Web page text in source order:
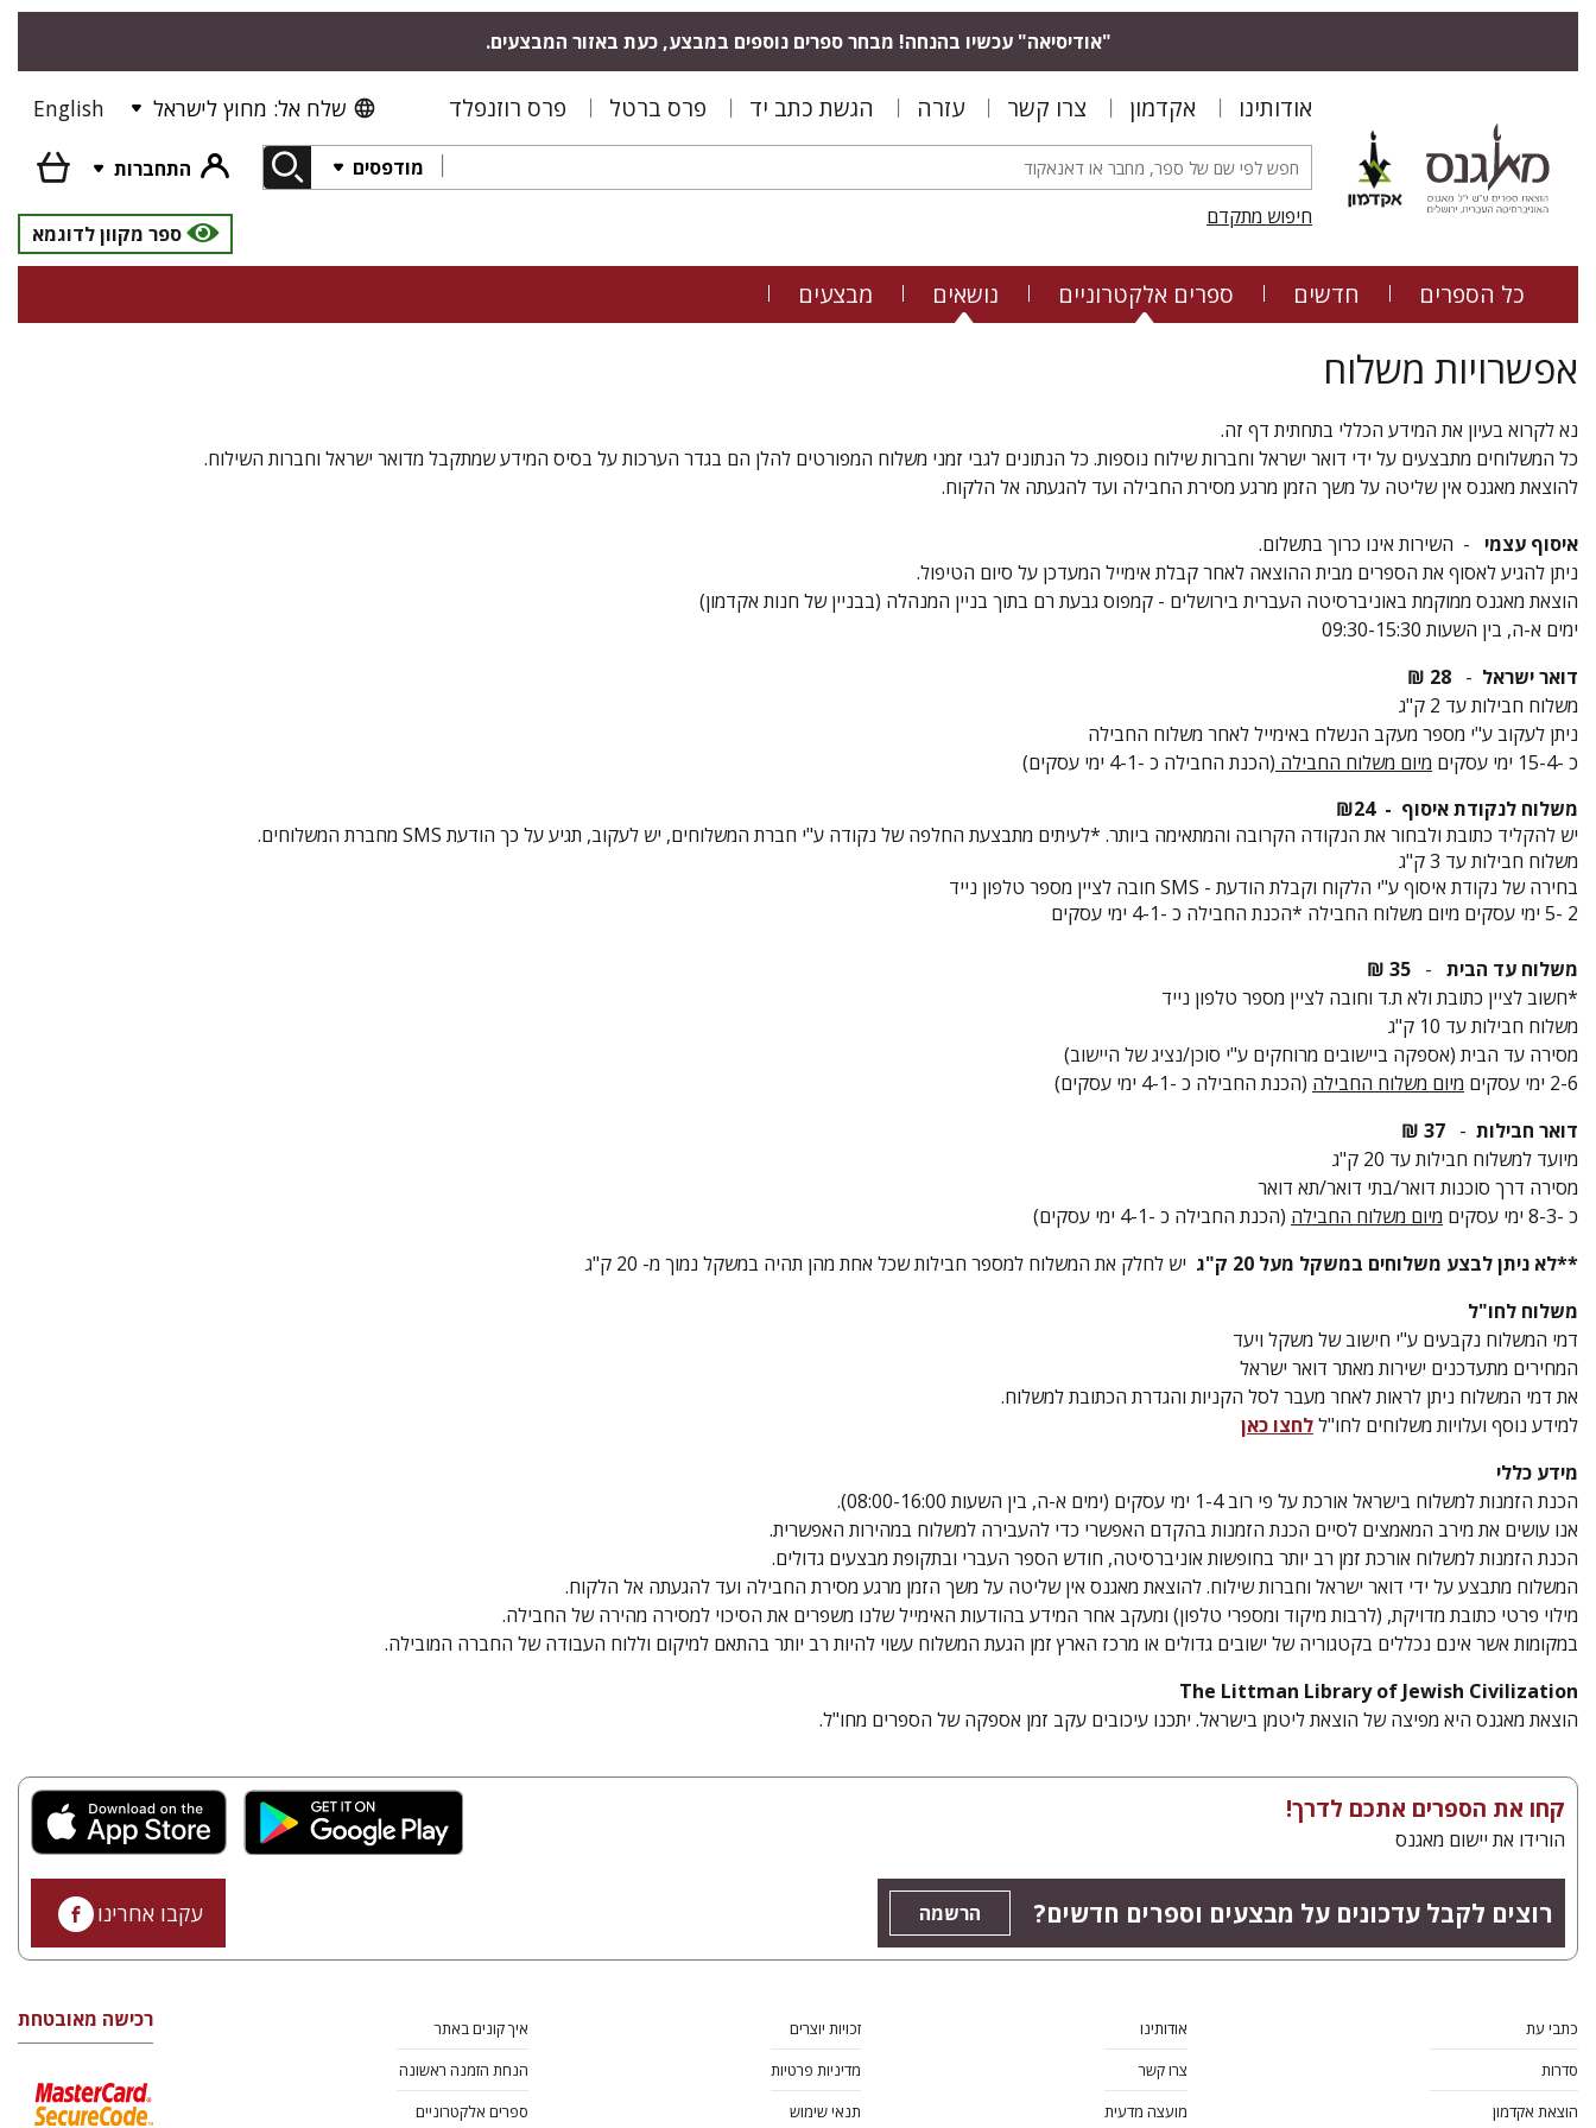
"אודיסיאה" עכשיו בהנחה! מבחר ספרים נוספים במבצע, כעת באזור המבצעים.
אודותינו אקדמון צרו קשר עזרה הגשת כתב יד פרס ברטל פרס רוזנפלד שלח אל: מחוץ לישראל English
מודפסים
התחברות
חיפוש מתקדם
ספר מקוון לדוגמא
כל הספרים חדשים ספרים אלקטרוניים נושאים מבצעים
אפשרויות משלוח
נא לקרוא בעיון את המידע הכללי בתחתית דף זה.
כל המשלוחים מתבצעים על ידי דואר ישראל וחברות שילוח נוספות. כל הנתונים לגבי זמני משלוח המפורטים להלן הם בגדר הערכות על בסיס המידע שמתקבל מדואר ישראל וחברות השילוח.
להוצאת מאגנס אין שליטה על משך הזמן מרגע מסירת החבילה ועד להגעתה אל הלקוח.
איסוף עצמי - השירות אינו כרוך בתשלום.
ניתן להגיע לאסוף את הספרים מבית ההוצאה לאחר קבלת אימייל המעדכן על סיום הטיפול.
הוצאת מאגנס ממוקמת באוניברסיטה העברית בירושלים - קמפוס גבעת רם בתוך בניין המנהלה (בבניין של חנות אקדמון)
ימים א-ה, בין השעות 09:30-15:30
דואר ישראל -
28 ₪
משלוח חבילות עד 2 ק"ג
ניתן לעקוב ע"י מספר מעקב הנשלח באימייל לאחר משלוח החבילה
כ -15-4 ימי עסקים
מיום משלוח החבילה (הכנת החבילה כ -4-1 ימי עסקים)
משלוח לנקודת איסוף - 24
₪
יש להקליד כתובת ולבחור את הנקודה הקרובה והמתאימה ביותר. *לעיתים מתבצעת החלפה של נקודה ע"י חברת המשלוחים, יש לעקוב, תגיע על כך הודעת SMS מחברת המשלוחים.
משלוח חבילות עד 3 ק"ג
בחירה של נקודת איסוף ע"י הלקוח וקבלת הודעת SMS - חובה לציין מספר טלפון נייד
2 -5 ימי עסקים מיום משלוח החבילה
*הכנת החבילה כ -4-1 ימי עסקים
משלוח עד הבית -
35 ₪
*חשוב לציין כתובת ולא ת.ד וחובה לציין מספר טלפון נייד
משלוח חבילות עד 10 ק"ג
מסירה עד הבית (אספקה ביישובים מרוחקים ע"י סוכן/נציג של היישוב)
2-6 ימי עסקים
מיום משלוח החבילה (הכנת החבילה כ -4-1 ימי עסקים)
דואר חבילות -
37 ₪
מיועד למשלוח חבילות עד 20 ק"ג
מסירה דרך סוכנות דואר/בתי דואר/תא דואר
כ -8-3 ימי עסקים
מיום משלוח החבילה (הכנת החבילה כ -4-1 ימי עסקים)
**לא ניתן לבצע משלוחים במשקל מעל 20 ק"ג
יש לחלק את המשלוח למספר חבילות שכל אחת מהן תהיה במשקל נמוך מ- 20 ק"ג
משלוח לחו"ל
דמי המשלוח נקבעים ע"י חישוב של משקל ויעד
המחירים מתעדכנים ישירות מאתר דואר ישראל
את דמי המשלוח ניתן לראות לאחר מעבר לסל הקניות והגדרת הכתובת למשלוח.
למידע נוסף ועלויות משלוחים לחו"ללחצו כאן
מידע כללי
הכנת הזמנות למשלוח בישראל אורכת על פי רוב 1-4 ימי עסקים (ימים א-ה, בין השעות 08:00-16:00).
אנו עושים את מירב המאמצים לסיים הכנת הזמנות בהקדם האפשרי כדי להעבירה למשלוח במהירות האפשרית.
הכנת הזמנות למשלוח אורכת זמן רב יותר בחופשות אוניברסיטה, חודש הספר העברי ובתקופת מבצעים גדולים.
המשלוח מתבצע על ידי דואר ישראל וחברות שילוח. להוצאת מאגנס אין שליטה על משך הזמן מרגע מסירת החבילה ועד להגעתה אל הלקוח.
מילוי פרטי כתובת מדויקת, (לרבות מיקוד ומספרי טלפון) ומעקב אחר המידע בהודעות האימייל שלנו משפרים את הסיכוי למסירה מהירה של החבילה.
במקומות אשר אינם נכללים בקטגוריה של ישובים גדולים או מרכז הארץ זמן הגעת המשלוח עשוי להיות רב יותר בהתאם למיקום וללוח העבודה של החברה המובילה.
The Littman Library of Jewish Civilization
הוצאת מאגנס היא מפיצה של הוצאת ליטמן בישראל. יתכנו עיכובים עקב זמן אספקה של הספרים מחו"ל.
קחו את הספרים אתכם לדרך!
הורידו את יישום מאגנס
רוצים לקבל עדכונים על מבצעים וספרים חדשים? הרשמה עקבו אחרינו
כתבי עת
סדרות
הוצאת אקדמון
אודותינו
צרו קשר
מועצה מדעית
זכויות יוצרים
מדיניות פרטיות
תנאי שימוש
איך קונים באתר
הנחת הזמנה ראשונה
ספרים אלקטרוניים
רכישה מאובטחת